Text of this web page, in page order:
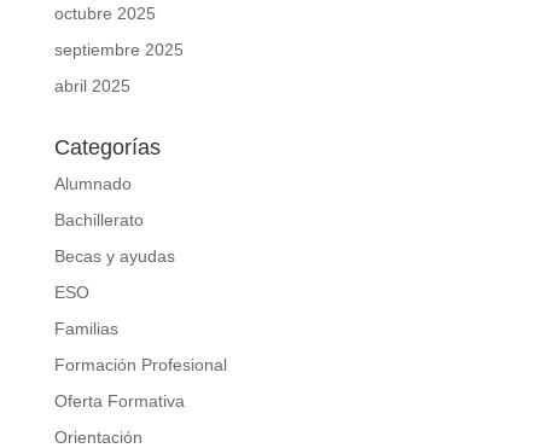
octubre 2025
septiembre 2025
abril 2025
Categorías
Alumnado
Bachillerato
Becas y ayudas
ESO
Familias
Formación Profesional
Oferta Formativa
Orientación